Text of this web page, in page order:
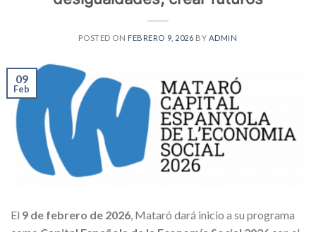
POSTED ON FEBRERO 9, 2026 BY ADMIN
09
Feb
El 9 de febrero de 2026 , Mataró dará inicio a su programa